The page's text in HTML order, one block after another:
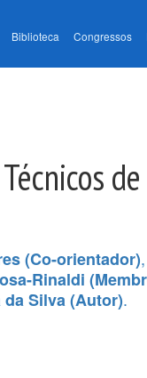
Biblioteca Congressos
(Co-orientador),
Rinaldi
Silva (Autor).